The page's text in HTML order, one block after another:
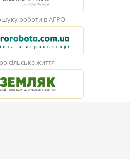
роботи в АГРО
сільське життя